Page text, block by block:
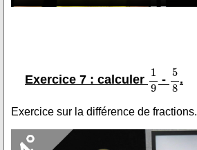
Exercice 7 : calculer - .
Exercice sur la différence de fractions.